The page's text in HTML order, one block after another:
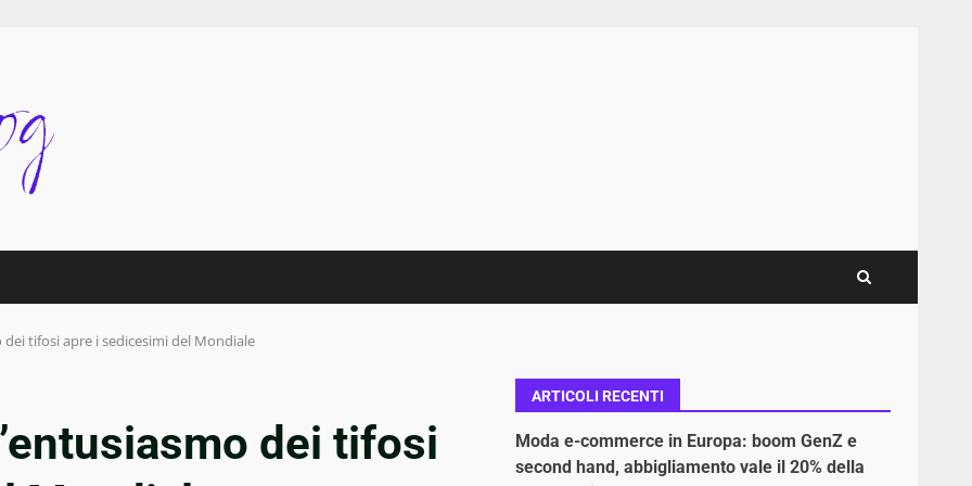
dei tifosi apre i sedicesimi del Mondiale
dei tifosi
ARTICOLI RECENTI
Moda e-commerce in Europa: boom GenZ e
second hand, abbigliamento vale il 20% della